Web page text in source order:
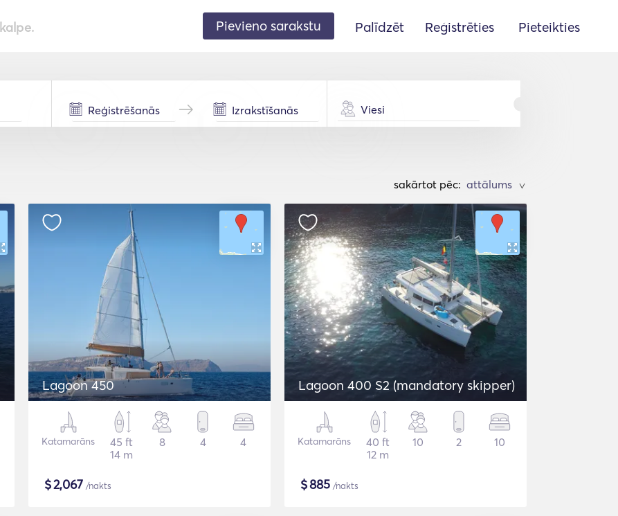
Pievieno sarakstu Palīdzēt Reģistrēties Pieteikties
Viesi
sakārtot pēc: >
Lagoon 450
Katamarāns
45 ft
14 m
8 4 4
$2,067 /nakts
Lagoon 400 S2 (mandatory skipper)
Katamarāns
40 ft
12 m
10 2 10
$885 /nakts